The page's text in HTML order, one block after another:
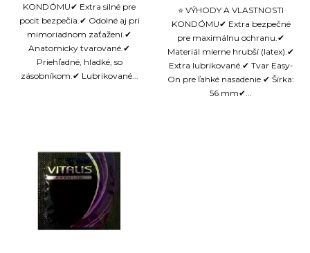
KONDÓMU✔ Extra silné pre
pocit bezpečia.✔ Odolné aj pri
mimoriadnom zaťažení.✔
Anatomicky tvarované.✔
Priehľadné, hladké, so
zásobníkom.✔ Lubrikované...
⭐ VÝHODY A VLASTNOSTI
KONDÓMU✔ Extra bezpečné
pre maximálnu ochranu.✔
Materiál mierne hrubší (latex).✔
Extra lubrikované.✔ Tvar Easy-
On pre ľahké nasadenie.✔ Šírka:
56 mm✔...